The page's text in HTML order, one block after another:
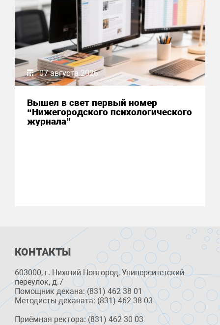
07 августа 2026
Вышел в свет первый номер
“Нижегородского психологического
журнала”
КОНТАКТЫ
603000, г. Нижний Новгород, Университетский
переулок, д.7
Помощник декана: (831) 462 38 01
Методисты деканата: (831) 462 38 03
Приёмная ректора: (831) 462 30 03